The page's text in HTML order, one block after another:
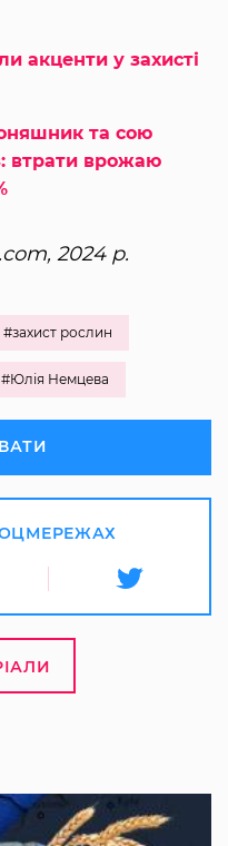
акценти у захисті
та сою
втрати врожаю
2024 р.
#захист рослин
#Юлія Немцева